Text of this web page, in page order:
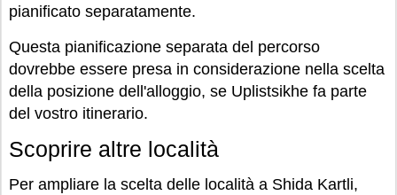
pianificato separatamente.
Questa pianificazione separata del percorso
dovrebbe essere presa in considerazione nella scelta
della posizione dell'alloggio, se Uplistsikhe fa parte
del vostro itinerario.
Scoprire altre località
Per ampliare la scelta delle località a Shida Kartli,